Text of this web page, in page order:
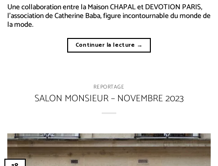
Une collaboration entre la Maison CHAPAL et DEVOTION PARIS,
l’association de Catherine Baba, figure incontournable du monde de
la mode.
Continuer la lecture →
REPORTAGE
SALON MONSIEUR – NOVEMBRE 2023